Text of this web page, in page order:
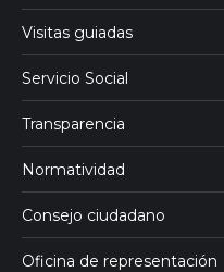
Visitas guiadas
Servicio Social
Transparencia
Normatividad
Consejo ciudadano
Oficina de representación